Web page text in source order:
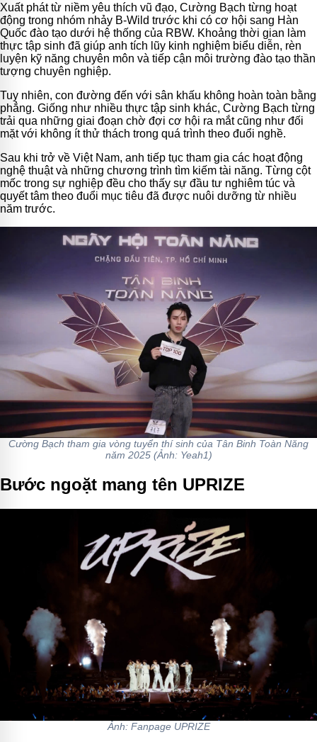
Xuất phát từ niềm yêu thích vũ đạo, Cường Bạch từng hoạt
động trong nhóm nhảy B-Wild trước khi có cơ hội sang Hàn
Quốc đào tạo dưới hệ thống của RBW. Khoảng thời gian làm
thực tập sinh đã giúp anh tích lũy kinh nghiệm biểu diễn, rèn
luyện kỹ năng chuyên môn và tiếp cận môi trường đào tạo thần
tượng chuyên nghiệp.
Tuy nhiên, con đường đến với sân khấu không hoàn toàn bằng
phẳng. Giống như nhiều thực tập sinh khác, Cường Bạch từng
trải qua những giai đoạn chờ đợi cơ hội ra mắt cũng như đối
mặt với không ít thử thách trong quá trình theo đuổi nghề.
Sau khi trở về Việt Nam, anh tiếp tục tham gia các hoạt động
nghệ thuật và những chương trình tìm kiếm tài năng. Từng cột
mốc trong sự nghiệp đều cho thấy sự đầu tư nghiêm túc và
quyết tâm theo đuổi mục tiêu đã được nuôi dưỡng từ nhiều
năm trước.
Cường Bạch tham gia vòng tuyển thí sinh của Tân Binh Toàn Năng
năm 2025 (Ảnh: Yeah1)
Bước ngoặt mang tên UPRIZE
Ảnh: Fanpage UPRIZE